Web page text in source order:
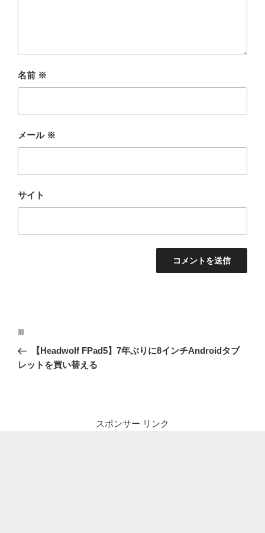
名前 ※
メール ※
サイト
投
ナ
前
の
投
前
【Headwolf FPad5】7年ぶりに8インチAndroidタブ
レットを買い替える
スポンサー リンク